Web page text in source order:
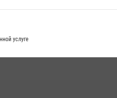
услуге